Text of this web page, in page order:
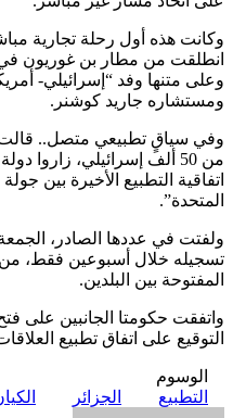
وكانت هذه أول رحلة تجارية
انطلقت من مطار بن غوريون في
وعلى متنها وفد “إسرائيلي-
ومستشاره جاريد كوشنر.
وفي سياقٍ تطبيعي متصل.. قالت
من 50 ألف إسرائيلي، زاروا
اتفاقية التطبيع الأخيرة بين
المتحدة”.
تسجيله خلال أسبوعين فقط، من
المفتوحة بين البلدين.
واتفقت حكومتا الجانبين على
التوقيع على اتفاق تطبيع
الوسوم
التطبيع
الجزائر